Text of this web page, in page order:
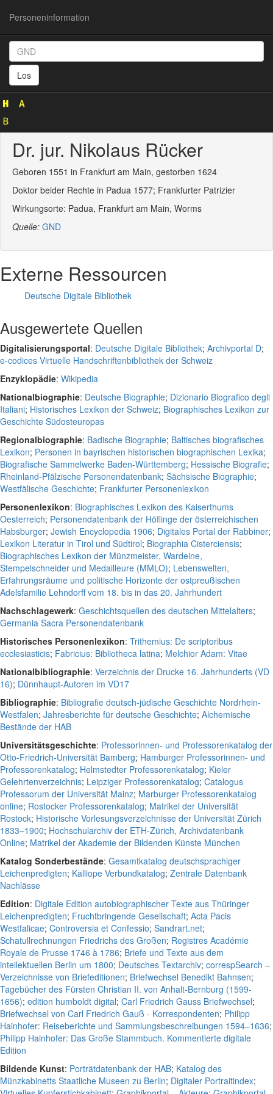
Personeninformation
Los
Personeninformation
130548308)
Dr. jur. Nikolaus Rücker
Geboren 1551 in Frankfurt am Main, gestorben 1624
Doktor beider Rechte in Padua 1577; Frankfurter Patrizier
Wirkungsorte: Padua, Frankfurt am Main, Worms
Quelle: GND
Externe Ressourcen
Deutsche Digitale Bibliothek
Ausgewertete Quellen
Digitalisierungsportal: Deutsche Digitale Bibliothek; Archivportal D;
e-codices Virtuelle Handschriftenbibliothek der Schweiz
Enzyklopädie: Wikipedia
Nationalbiographie: Deutsche Biographie; Dizionario Biografico degli
Italiani; Historisches Lexikon der Schweiz; Biographisches Lexikon zur
Geschichte Südosteuropas
Regionalbiographie: Badische Biographie; Baltisches biografisches
Lexikon; Personen in bayrischen historischen biographischen Lexika;
Biografische Sammelwerke Baden-Württemberg; Hessische Biografie;
Rheinland-Pfälzische Personendatenbank; Sächsische Biographie;
Westfälische Geschichte; Frankfurter Personenlexikon
Personenlexikon: Biographisches Lexikon des Kaiserthums
Oesterreich; Personendatenbank der Höflinge der österreichischen
Habsburger; Jewish Encyclopedia 1906; Digitales Portal der Rabbiner;
Lexikon Literatur in Tirol und Südtirol; Biographia Cisterciensis;
Biographisches Lexikon der Münzmeister, Wardeine,
Stempelschneider und Medailleure (MMLO); Lebenswelten,
Erfahrungsräume und politische Horizonte der ostpreußischen
Adelsfamilie Lehndorff vom 18. bis in das 20. Jahrhundert
Nachschlagewerk: Geschichtsquellen des deutschen Mittelalters;
Germania Sacra Personendatenbank
Historisches Personenlexikon: Trithemius: De scriptoribus
ecclesiasticis; Fabricius: Bibliotheca latina; Melchior Adam: Vitae
Nationalbibliographie: Verzeichnis der Drucke 16. Jahrhunderts (VD
16); Dünnhaupt-Autoren im VD17
Bibliographie: Bibliografie deutsch-jüdische Geschichte Nordrhein-
Westfalen; Jahresberichte für deutsche Geschichte; Alchemische
Bestände der HAB
Universitätsgeschichte: Professorinnen- und Professorenkatalog der
Otto-Friedrich-Universität Bamberg; Hamburger Professorinnen- und
Professorenkatalog; Helmstedter Professorenkatalog; Kieler
Gelehrtenverzeichnis; Leipziger Professorenkatalog; Catalogus
Professorum der Universität Mainz; Marburger Professorenkatalog
online; Rostocker Professorenkatalog; Matrikel der Universität
Rostock; Historische Vorlesungsverzeichnisse der Universität Zürich
1833–1900; Hochschularchiv der ETH-Zürich, Archivdatenbank
Online; Matrikel der Akademie der Bildenden Künste München
Katalog Sonderbestände: Gesamtkatalog deutschsprachiger
Leichenpredigten; Kalliope Verbundkatalog; Zentrale Datenbank
Nachlässe
Edition: Digitale Edition autobiographischer Texte aus Thüringer
Leichenpredigten; Fruchtbringende Gesellschaft; Acta Pacis
Westfalicae; Controversia et Confessio; Sandrart.net;
Schatullrechnungen Friedrichs des Großen; Registres Académie
Royale de Prusse 1746 à 1786; Briefe und Texte aus dem
intellektuellen Berlin um 1800; Deutsches Textarchiv; correspSearch –
Verzeichnisse von Briefeditionen; Briefwechsel Benedikt Bahnsen;
Tagebücher des Fürsten Christian II. von Anhalt-Bernburg (1599-
1656); edition humboldt digital; Carl Friedrich Gauss Briefwechsel;
Briefwechsel von Carl Friedrich Gauß - Korrespondenten; Philipp
Hainhofer: Reiseberichte und Sammlungsbeschreibungen 1594–1636;
Philipp Hainhofer: Das Große Stammbuch. Kommentierte digitale
Edition
Bildende Kunst: Porträtdatenbank der HAB; Katalog des
Münzkabinetts Staatliche Museen zu Berlin; Digitaler Portraitindex;